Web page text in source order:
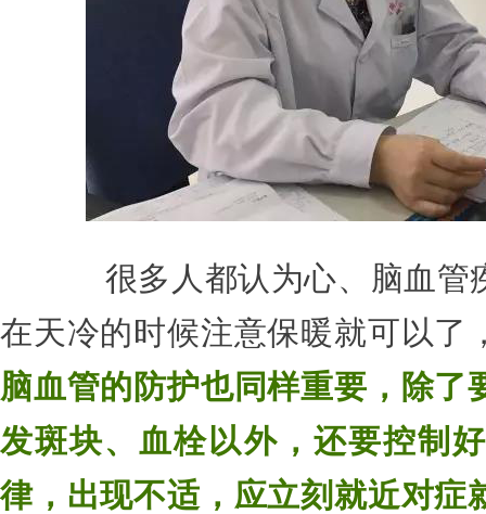
很多人都认为心、脑血管
在天冷的时候注意保暖就可以了
脑血管的防护也同样重要，除了
发斑块、血栓以外，还要控制
律，出现不适，应立刻就近对症